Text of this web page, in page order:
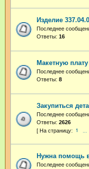
Изделие
Последнее
Ответы: 16
Maкетную
Последнее
Ответы: 8
Закупиться
Последнее
Ответы: 2626
1
Нужна помощь
Последнее